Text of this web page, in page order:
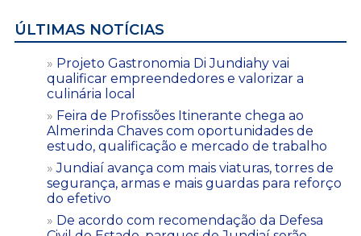
ÚLTIMAS NOTÍCIAS
Projeto Gastronomia Di Jundiahy vai
qualificar empreendedores e valorizar a
culinária local
Feira de Profissões Itinerante chega ao
Almerinda Chaves com oportunidades de
estudo, qualificação e mercado de trabalho
Jundiaí avança com mais viaturas, torres de
segurança, armas e mais guardas para reforço
do efetivo
De acordo com recomendação da Defesa